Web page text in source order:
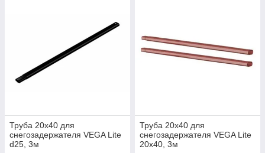
Труба 20х40 для
снегозадержателя VEGA Lite
d25, 3м
Труба 20х40 для
снегозадержателя VEGA Lite
20х40, 3м